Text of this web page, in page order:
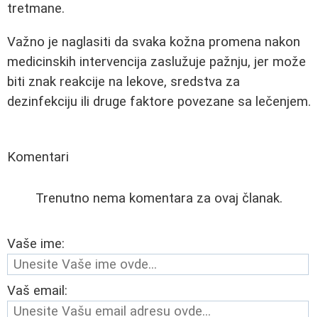
tretmane.
Važno je naglasiti da svaka kožna promena nakon
medicinskih intervencija zaslužuje pažnju, jer može
biti znak reakcije na lekove, sredstva za
dezinfekciju ili druge faktore povezane sa lečenjem.
Komentari
Trenutno nema komentara za ovaj članak.
Vaše ime:
Vaš email: